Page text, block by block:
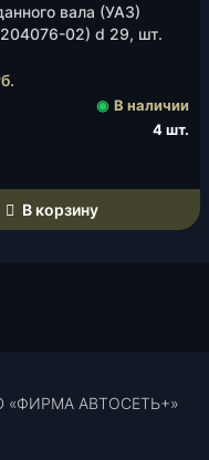
вала (УАЗ)
02) d 29, шт.
◉ В наличии
4 шт.
В корзину
АВТОСЕТЬ+»